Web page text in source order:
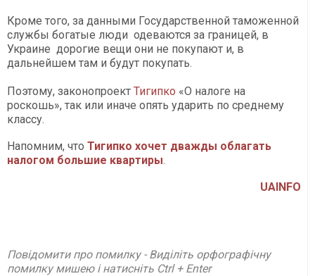
Кроме того, за данными Государственной таможенной
службы богатые люди одеваются за границей, в
Украине дорогие вещи они не покупают и, в
дальнейшем там и будут покупать.
Поэтому, законопроект Тигипко «О налоге на
роскошь», так или иначе опять ударить по среднему
классу.
Напомним, что Тигипко хочет дважды облагать
налогом большие квартиры.
UAINFO
Повідомити про помилку - Виділіть орфографічну
помилку мишею і натисніть Ctrl + Enter